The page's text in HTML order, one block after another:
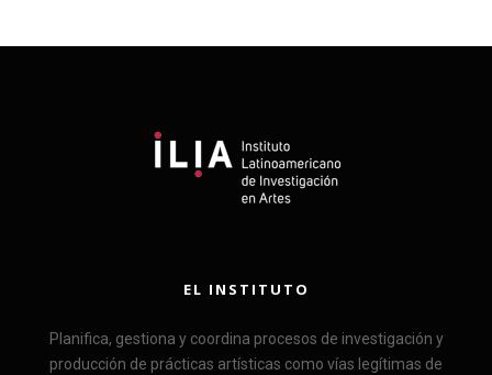
EL INSTITUTO
Planifica, gestiona y coordina procesos de investigación y
producción de prácticas artísticas como vías legítimas de